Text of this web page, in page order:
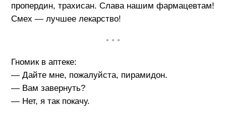
пропердин, трахисан. Слава нашим фармацевтам!
Смех — лучшее лекарство!
• • •
Гномик в аптеке:
— Дайте мне, пожалуйста, пирамидон.
— Вам завернуть?
— Нет, я так покачу.